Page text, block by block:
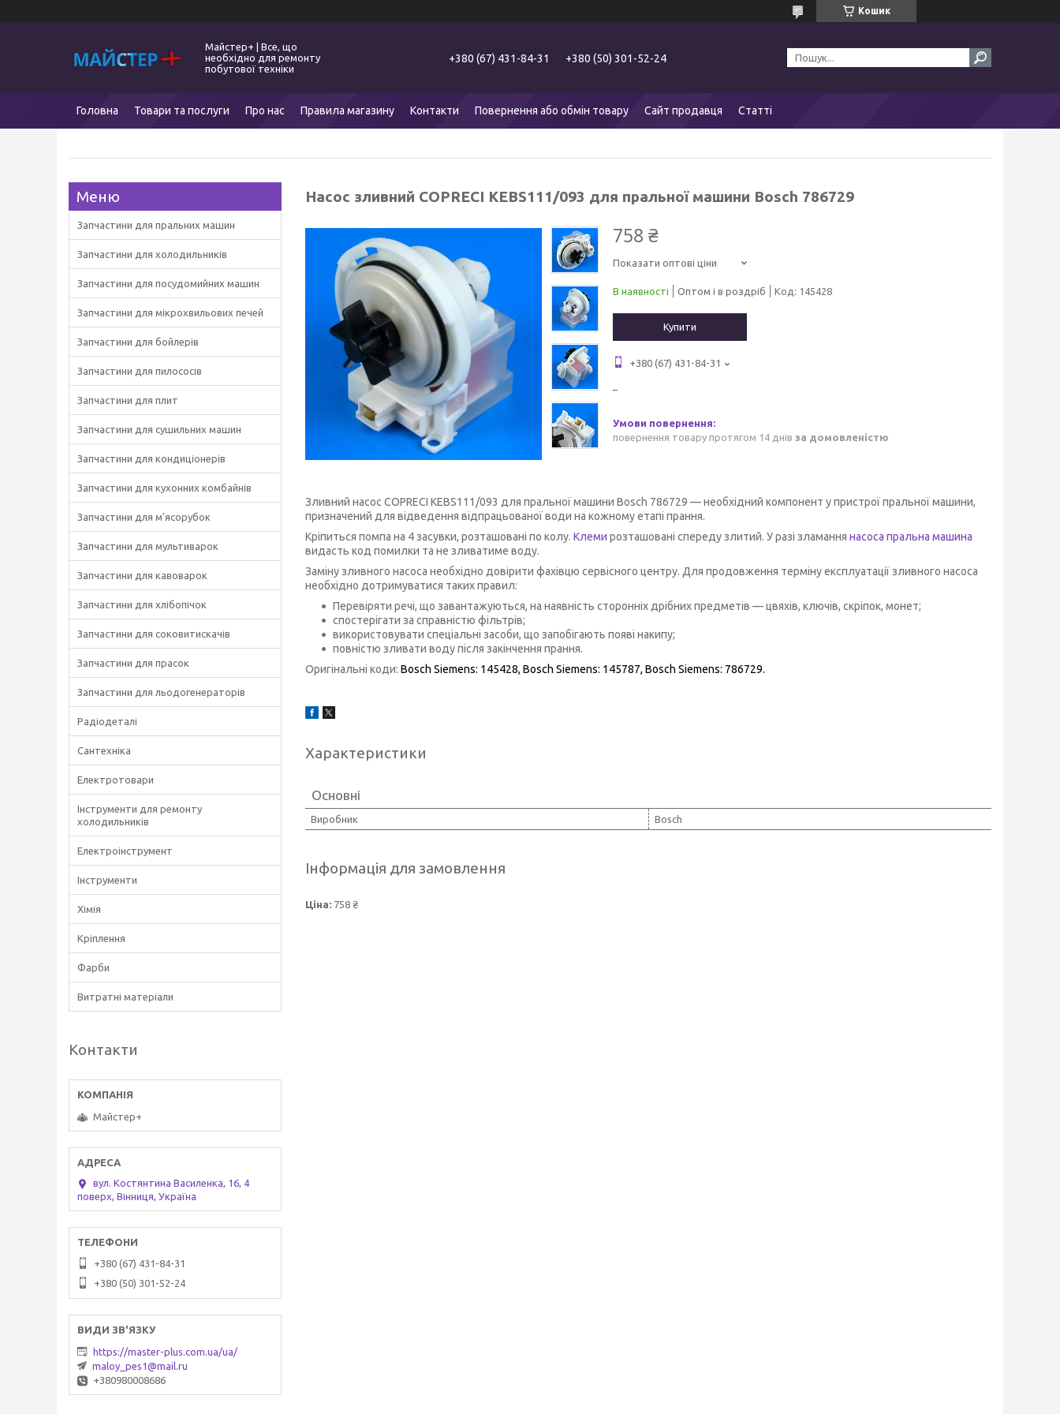
Кошик
Майстер+ | Все, що
необхідно для ремонту
побутової техніки
+380 (67) 431-84-31 +380 (50) 301-52-24
Головна Товари та послуги Про нас Правила магазину Контакти Повернення або обмін товару Сайт продавця Статті
Насос зливний COPRECI KEBS111/093 для пральної машини Bosch 786729
758 ₴
Показати оптові ціни
В наявності Оптом і в роздріб Код: 145428
Купити
+380 (67) 431-84-31
повернення товару протягом 14 днів за домовленістю
Зливний насос COPRECI KEBS111/093 для пральної машини Bosch 786729 — необхідний компонент у пристрої пральної машини,
призначений для відведення відпрацьованої води на кожному етапі прання.
Кріпиться помпа на 4 засувки, розташовані по колу. Клеми розташовані спереду злитий. У разі зламання насоса пральна машина
видасть код помилки та не зливатиме воду.
Заміну зливного насоса необхідно довірити фахівцю сервісного центру. Для продовження терміну експлуатації зливного насоса
необхідно дотримуватися таких правил:
Перевіряти речі, що завантажуються, на наявність сторонніх дрібних предметів — цвяхів, ключів, скріпок, монет;
спостерігати за справністю фільтрів;
використовувати спеціальні засоби, що запобігають появі накипу;
повністю зливати воду після закінчення прання.
Оригінальні коди: Bosch Siemens: 145428, Bosch Siemens: 145787, Bosch Siemens: 786729.
Характеристики
Основні
Виробник Bosch
Інформація для замовлення
Ціна: 758 ₴
Запчастини для пральних машин
Запчастини для холодильників
Запчастини для посудомийних машин
Запчастини для мікрохвильових печей
Запчастини для бойлерів
Запчастини для пилососів
Запчастини для плит
Запчастини для сушильних машин
Запчастини для кондиціонерів
Запчастини для кухонних комбайнів
Запчастини для м'ясорубок
Запчастини для мультиварок
Запчастини для кавоварок
Запчастини для хлібопічок
Запчастини для соковитискачів
Запчастини для прасок
Запчастини для льодогенераторів
Радіодеталі
Сантехніка
Електротовари
Інструменти для ремонту
холодильників
Електроінструмент
Інструменти
Хімія
Кріплення
Фарби
Витратні матеріали
Контакти
Майстер+
вул. Костянтина Василенка, 16, 4
поверх, Вінниця, Україна
+380 (67) 431-84-31
+380 (50) 301-52-24
https://master-plus.com.ua/ua/
maloy_pes1@mail.ru
+380980008686